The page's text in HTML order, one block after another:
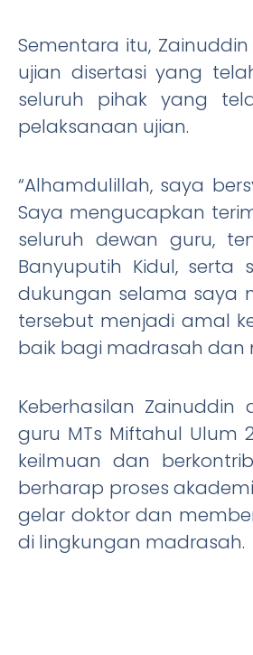
Sementara itu,
ujian disertasi yang
seluruh pihak yang
pelaksanaan ujian.
“Alhamdulillah, saya
Saya mengucapkan
seluruh dewan guru,
Banyuputih Kidul,
dukungan selama saya
tersebut menjadi amal
baik bagi madrasah dan
Keberhasilan
guru MTs Miftahul Ulum
keilmuan dan
berharap proses
gelar doktor dan
di lingkungan madrasah.